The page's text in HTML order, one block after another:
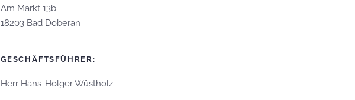
Am Markt 13b
18203 Bad Doberan
GESCHÄFTSFÜHRER:
Herr Hans-Holger Wüstholz